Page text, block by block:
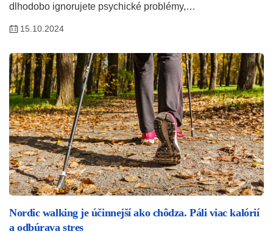
dlhodobo ignorujete psychické problémy,…
15.10.2024
Nordic walking je účinnejší ako chôdza. Páli viac kalórií
a odbúrava stres